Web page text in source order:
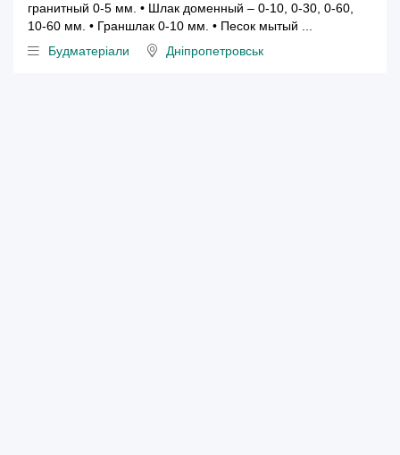
гранитный 0-5 мм. • Шлак доменный – 0-10, 0-30, 0-60,
10-60 мм. • Граншлак 0-10 мм. • Песок мытый ...
Будматеріали
Дніпропетровськ